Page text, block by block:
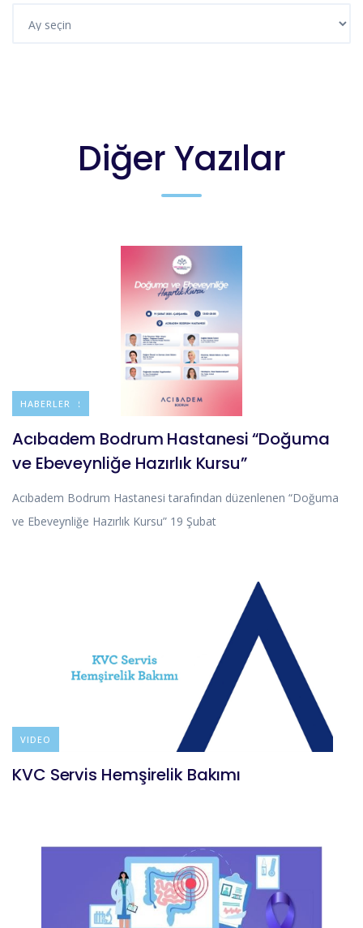
Diğer Yazılar
DUYURULAR
HABERLER
Acıbadem Bodrum Hastanesi “Doğuma
ve Ebeveynliğe Hazırlık Kursu”
Acıbadem Bodrum Hastanesi tarafından düzenlenen “Doğuma
ve Ebeveynliğe Hazırlık Kursu” 19 Şubat
VIDEO
KVC Servis Hemşirelik Bakımı